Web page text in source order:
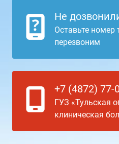
Не
Оставьте номер
перезвоним
+7 (4872) 77-
ГУЗ «Тульская
клиническая